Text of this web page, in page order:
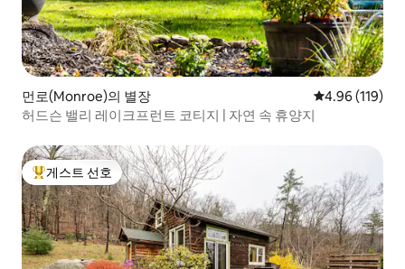
먼로(Monroe)의 별장 평점 4.96점(5
4.96 (119)
허드슨 밸리 레이크프런트 코티지 | 자연 속 휴양지
상위 게스트 선호
게스트 선호